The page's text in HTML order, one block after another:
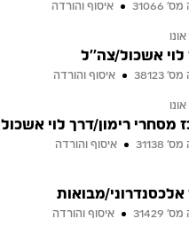
31066
איסוף והורדה
לוי אשכול/צה''ל
38123
איסוף והורדה
מסחרי רימון/דרך לוי אשכול
31138
איסוף והורדה
אלכסנדרוני/מבואות
31429
איסוף והורדה